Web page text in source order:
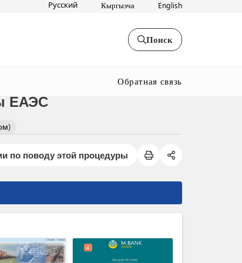
Русский Кыргызча English
Поиск
Обратная связь
ЕАЭС
по поводу этой процедуры
4